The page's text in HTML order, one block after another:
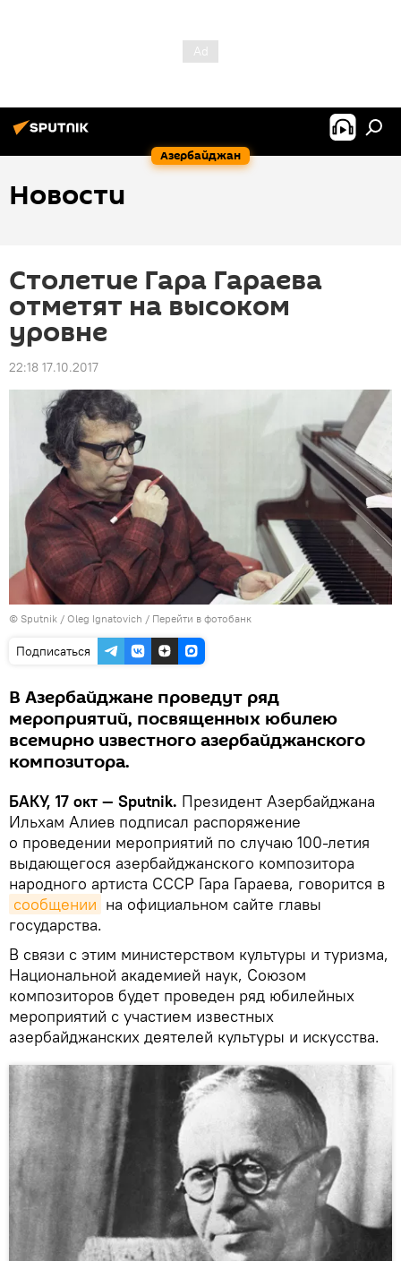
Азербайджан
Новости
Столетие Гара Гараева
отметят на высоком
уровне
22:18 17.10.2017
© Sputnik / Oleg Ignatovich / Перейти в фотобанк
Подписаться
В Азербайджане проведут ряд
мероприятий, посвященных юбилею
всемирно известного азербайджанского
композитора.
БАКУ, 17 окт — Sputnik. Президент Азербайджана
Ильхам Алиев подписал распоряжение
о проведении мероприятий по случаю 100-летия
выдающегося азербайджанского композитора
народного артиста СССР Гара Гараева, говорится в
сообщении на официальном сайте главы
государства.
В связи с этим министерством культуры и туризма,
Национальной академией наук, Союзом
композиторов будет проведен ряд юбилейных
мероприятий с участием известных
азербайджанских деятелей культуры и искусства.